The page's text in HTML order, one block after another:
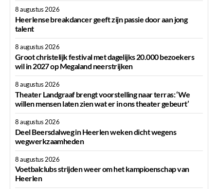
8 augustus 2026
Heerlense breakdancer geeft zijn passie door aan jong
talent
8 augustus 2026
Groot christelijk festival met dagelijks 20.000 bezoekers
wil in 2027 op Megaland neerstrijken
8 augustus 2026
Theater Landgraaf brengt voorstelling naar terras: ‘We
willen mensen laten zien wat er in ons theater gebeurt’
8 augustus 2026
Deel Beersdalweg in Heerlen weken dicht wegens
wegwerkzaamheden
8 augustus 2026
Voetbalclubs strijden weer om het kampioenschap van
Heerlen